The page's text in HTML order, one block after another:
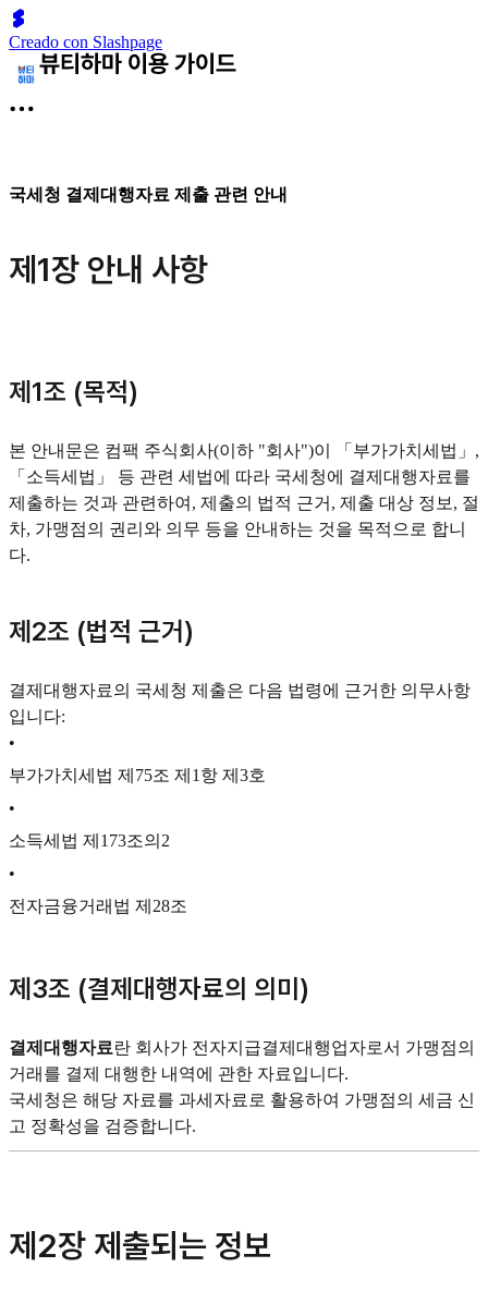
Creado con Slashpage
국세청 결제대행자료 제출 관련 안내
제1장 안내 사항
제1조 (목적)
본 안내문은 컴팩 주식회사(이하 "회사")이 「부가가치세법」,
「소득세법」 등 관련 세법에 따라 국세청에 결제대행자료를
제출하는 것과 관련하여, 제출의 법적 근거, 제출 대상 정보, 절
차, 가맹점의 권리와 의무 등을 안내하는 것을 목적으로 합니
다.
제2조 (법적 근거)
결제대행자료의 국세청 제출은 다음 법령에 근거한 의무사항
입니다:
•
부가가치세법 제75조 제1항 제3호
•
소득세법 제173조의2
•
전자금융거래법 제28조
제3조 (결제대행자료의 의미)
결제대행자료 란 회사가 전자지급결제대행업자로서 가맹점의
거래를 결제 대행한 내역에 관한 자료입니다.
국세청은 해당 자료를 과세자료로 활용하여 가맹점의 세금 신
고 정확성을 검증합니다.
제2장 제출되는 정보